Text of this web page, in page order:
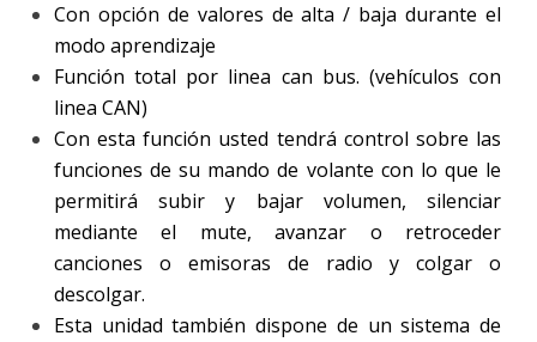
Con opción de valores de alta / baja durante el
modo aprendizaje
Función total por linea can bus. (vehículos con
linea CAN)
Con esta función usted tendrá control sobre las
funciones de su mando de volante con lo que le
permitirá subir y bajar volumen, silenciar
mediante el mute, avanzar o retroceder
canciones o emisoras de radio y colgar o
descolgar.
Esta unidad también dispone de un sistema de